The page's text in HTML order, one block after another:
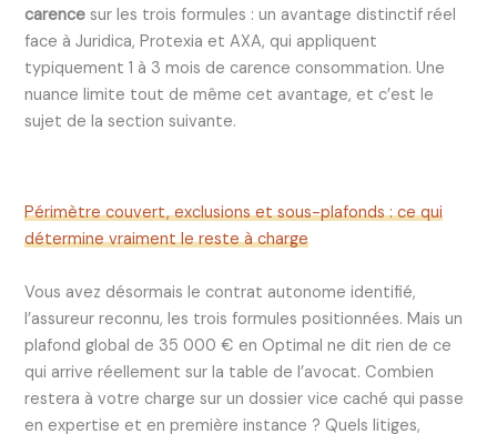
carence sur les trois formules : un avantage distinctif réel
face à Juridica, Protexia et AXA, qui appliquent
typiquement 1 à 3 mois de carence consommation. Une
nuance limite tout de même cet avantage, et c’est le
sujet de la section suivante.
Périmètre couvert, exclusions et sous-plafonds : ce qui
détermine vraiment le reste à charge
Vous avez désormais le contrat autonome identifié,
l’assureur reconnu, les trois formules positionnées. Mais un
plafond global de 35 000 € en Optimal ne dit rien de ce
qui arrive réellement sur la table de l’avocat. Combien
restera à votre charge sur un dossier vice caché qui passe
en expertise et en première instance ? Quels litiges,